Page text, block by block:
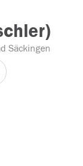
Säckingen